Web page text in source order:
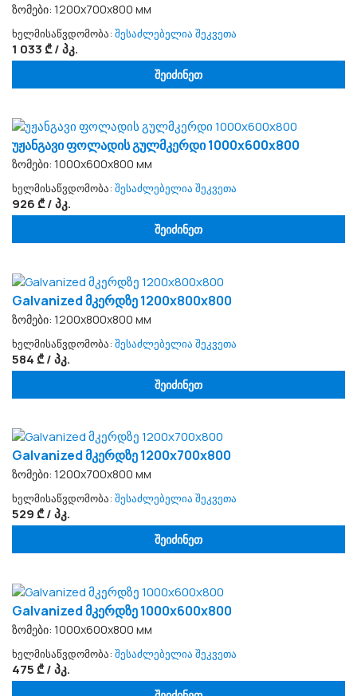
ზომები: 1200х700х800 мм
ხელმისაწვდომობა: შესაძლებელია შეკვეთა
1 033 ₾ / პკ.
შეიძინეთ
უჟანგავი ფოლადის გულმკერდი 1000x600x800
ზომები: 1000х600х800 мм
ხელმისაწვდომობა: შესაძლებელია შეკვეთა
926 ₾ / პკ.
შეიძინეთ
Galvanized მკერდზე 1200x800x800
ზომები: 1200х800х800 мм
ხელმისაწვდომობა: შესაძლებელია შეკვეთა
584 ₾ / პკ.
შეიძინეთ
Galvanized მკერდზე 1200x700x800
ზომები: 1200х700х800 мм
ხელმისაწვდომობა: შესაძლებელია შეკვეთა
529 ₾ / პკ.
შეიძინეთ
Galvanized მკერდზე 1000x600x800
ზომები: 1000х600х800 мм
ხელმისაწვდომობა: შესაძლებელია შეკვეთა
475 ₾ / პკ.